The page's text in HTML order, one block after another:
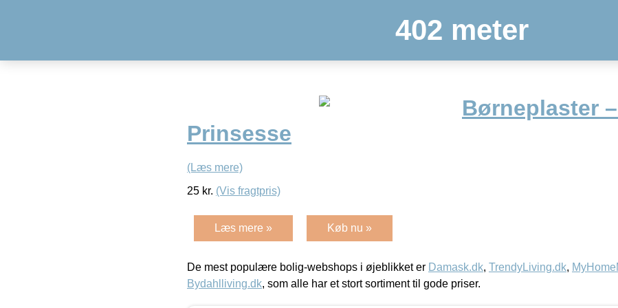
402 meter
Børneplaster
Prinsesse
(Læs mere)
25 kr. (Vis fragtpris)
Læs mere » Køb nu »
De mest populære bolig-webshops i øjeblikket er Damask.dk, TrendyLiving.dk,
Bydahlliving.dk, som alle har et stort sortiment til gode priser.